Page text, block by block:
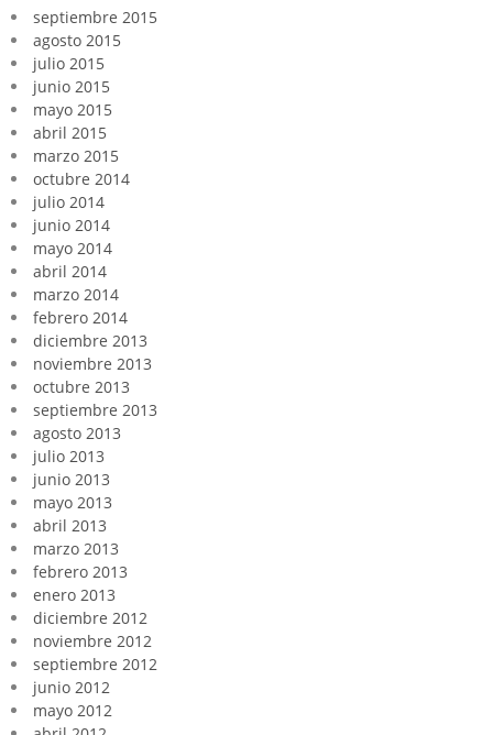
septiembre 2015
agosto 2015
julio 2015
junio 2015
mayo 2015
abril 2015
marzo 2015
octubre 2014
julio 2014
junio 2014
mayo 2014
abril 2014
marzo 2014
febrero 2014
diciembre 2013
noviembre 2013
octubre 2013
septiembre 2013
agosto 2013
julio 2013
junio 2013
mayo 2013
abril 2013
marzo 2013
febrero 2013
enero 2013
diciembre 2012
noviembre 2012
septiembre 2012
junio 2012
mayo 2012